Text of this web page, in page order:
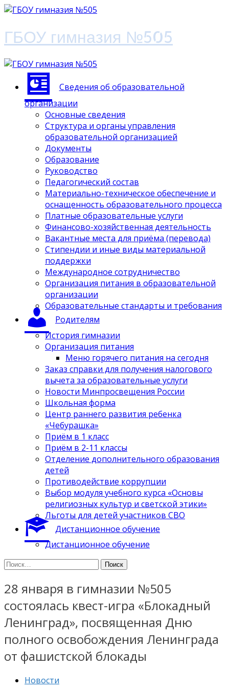
ГБОУ гимназия №505
Сведения об образовательной
организации
Основные сведения
Структура и органы управления
образовательной организацией
Документы
Образование
Руководство
Педагогический состав
Материально-техническое обеспечение и
оснащенность образовательного процесса
Платные образовательные услуги
Финансово-хозяйственная деятельность
Вакантные места для приёма (перевода)
Стипендии и иные виды материальной
поддержки
Международное сотрудничество
Организация питания в образовательной
организации
Образовательные стандарты и требования
Родителям
История гимназии
Организация питания
Меню горячего питания на сегодня
Заказ справки для получения налогового
вычета за образовательные услуги
Новости Минпросвещения России
Школьная форма
Центр раннего развития ребенка
«Чебурашка»
Приём в 1 класс
Приём в 2-11 классы
Отделение дополнительного образования
детей
Противодействие коррупции
Выбор модуля учебного курса «Основы
религиозных культур и светской этики»
Льготы для детей участников СВО
Дистанционное обучение
Дистанционное обучение
Найти:
28 января в гимназии №505
состоялась квест-игра «Блокадный
Ленинград», посвященная Дню
полного освобождения Ленинграда
от фашистской блокады
Новости